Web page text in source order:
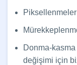
Donma-
değişimi için